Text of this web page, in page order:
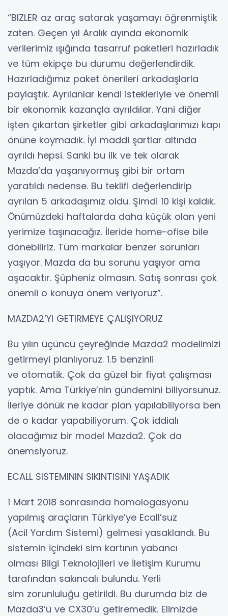
“BIZLER az araç satarak yaşamayı öğrenmiştik
zaten. Geçen yıl Aralık ayında ekonomik
verilerimiz ışığında tasarruf paketleri hazırladık
ve tüm ekipçe bu durumu değerlendirdik.
Hazırladığımız paket önerileri arkadaşlarla
paylaştık. Ayrılanlar kendi istekleriyle ve önemli
bir ekonomik kazançla ayrıldılar. Yani diğer
işten çıkartan şirketler gibi arkadaşlarımızı kapı
önüne koymadık. İyi maddi şartlar altında
ayrıldı hepsi. Sanki bu ilk ve tek olarak
Mazda’da yaşanıyormuş gibi bir ortam
yaratıldı nedense. Bu teklifi değerlendirip
ayrılan 5 arkadaşımız oldu. Şimdi 10 kişi kaldık.
Önümüzdeki haftalarda daha küçük olan yeni
yerimize taşınacağız. İleride home-ofise bile
dönebiliriz. Tüm markalar benzer sorunları
yaşıyor. Mazda da bu sorunu yaşıyor ama
aşacaktır. Şüpheniz olmasın. Satış sonrası çok
önemli o konuya önem veriyoruz”.
MAZDA2’YI GETIRMEYE ÇALIŞIYORUZ
Bu yılın üçüncü çeyreğinde Mazda2 modelimizi
getirmeyi planlıyoruz. 1.5 benzinli
ve otomatik. Çok da güzel bir fiyat çalışması
yaptık. Ama Türkiye’nin gündemini biliyorsunuz.
İleriye dönük ne kadar plan yapılabiliyorsa ben
de o kadar yapabiliyorum. Çok iddialı
olacağımız bir model Mazda2. Çok da
önemsiyoruz.
ECALL SISTEMININ SIKINTISINI YAŞADIK
1 Mart 2018 sonrasında homologasyonu
yapılmış araçların Türkiye’ye Ecall’suz
(Acil Yardım Sistemi) gelmesi yasaklandı. Bu
sistemin içindeki sim kartının yabancı
olması Bilgi Teknolojileri ve İletişim Kurumu
tarafından sakıncalı bulundu. Yerli
sim zorunluluğu getirildi. Bu durumda biz de
Mazda3’ü ve CX30’u getiremedik. Elimizde